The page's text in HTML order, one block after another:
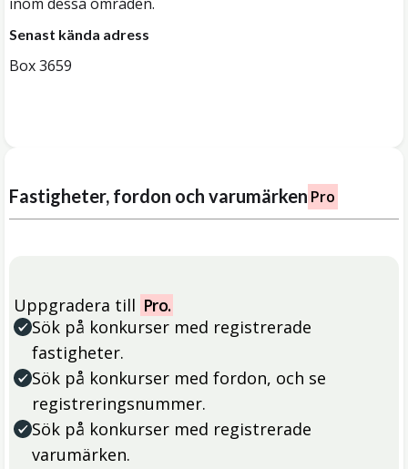
Senast kända adress
Box 3659
Fastigheter, fordon och varumärken Pro
Uppgradera till Pro.
Sök på konkurser med registrerade
fastigheter.
Sök på konkurser med fordon, och se
registreringsnummer.
Sök på konkurser med registrerade
varumärken.